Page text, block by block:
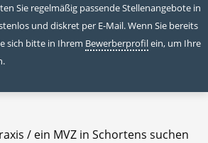
Sie regelmäßig passende Stellenangebote in
und diskret per E-Mail. Wenn Sie bereits
sich bitte in Ihrem Bewerberprofilein, um Ihre
/ ein MVZ in Schortens suchen